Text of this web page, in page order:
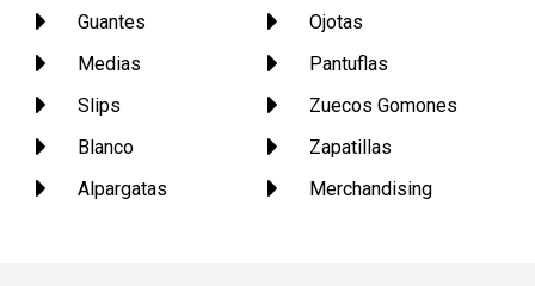
Guantes
Medias
Slips
Blanco
Alpargatas
Ojotas
Pantuflas
Zuecos Gomones
Zapatillas
Merchandising